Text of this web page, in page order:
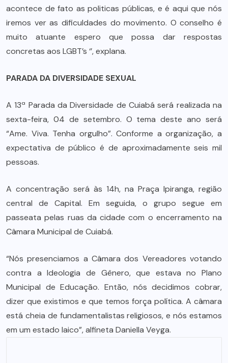
acontece de fato as politicas públicas, e é aqui que nós
iremos ver as dificuldades do movimento. O conselho é
muito atuante espero que possa dar respostas
concretas aos LGBT’s ‘’, explana.
PARADA DA DIVERSIDADE SEXUAL
A 13ª Parada da Diversidade de Cuiabá será realizada na
sexta-feira, 04 de setembro. O tema deste ano será
“Ame. Viva. Tenha orgulho”. Conforme a organização, a
expectativa de público é de aproximadamente seis mil
pessoas.
A concentração será às 14h, na Praça Ipiranga, região
central de Capital. Em seguida, o grupo segue em
passeata pelas ruas da cidade com o encerramento na
Câmara Municipal de Cuiabá.
“Nós presenciamos a Câmara dos Vereadores votando
contra a Ideologia de Gênero, que estava no Plano
Municipal de Educação. Então, nós decidimos cobrar,
dizer que existimos e que temos força política. A câmara
está cheia de fundamentalistas religiosos, e nós estamos
em um estado laico”, alfineta Daniella Veyga.